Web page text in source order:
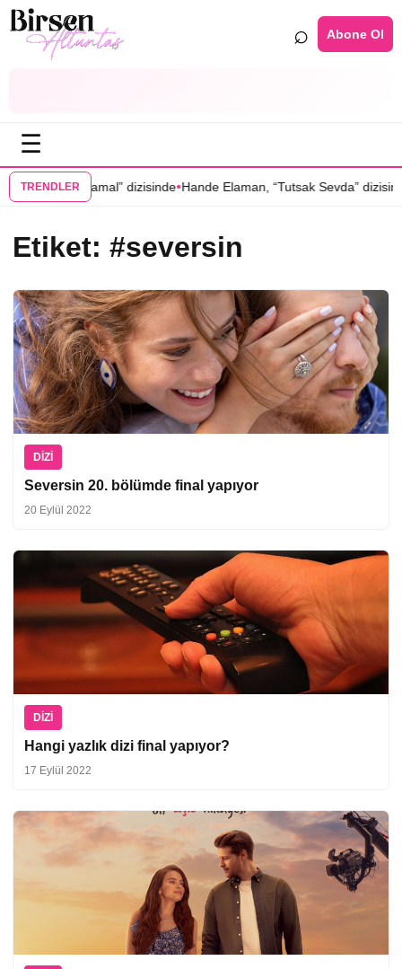
⌕ Abone Ol
☰
TRENDLER
“Hamal” dizisinde•Hande Elaman, “Tutsak Sevda” dizisinin
Etiket: #seversin
DIZI
Seversin 20. bölümde final yapıyor
20 Eylül 2022
DIZI
Hangi yazlık dizi final yapıyor?
17 Eylül 2022